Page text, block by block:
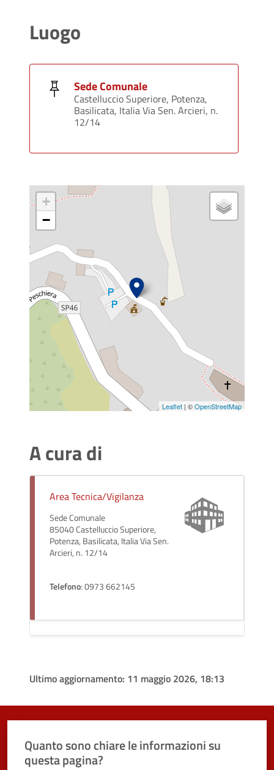
Luogo
Sede Comunale
Castelluccio Superiore, Potenza,
Basilicata, Italia Via Sen. Arcieri, n.
12/14
+
−
Leaflet | ©OpenStreetMap
A cura di
Area Tecnica/Vigilanza
Sede Comunale
85040 Castelluccio Superiore,
Potenza, Basilicata, Italia Via Sen.
Arcieri, n. 12/14
Telefono: 0973 662145
Ultimo aggiornamento: 11 maggio 2026, 18:13
Quanto sono chiare le informazioni su
questa pagina?